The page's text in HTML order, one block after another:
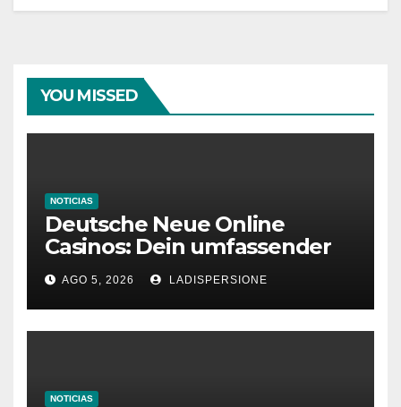
YOU MISSED
NOTICIAS
Deutsche Neue Online
Casinos: Dein umfassender
Ratgeber für moderne
Glücksspielplattformen
AGO 5, 2026 LADISPERSIONE
NOTICIAS